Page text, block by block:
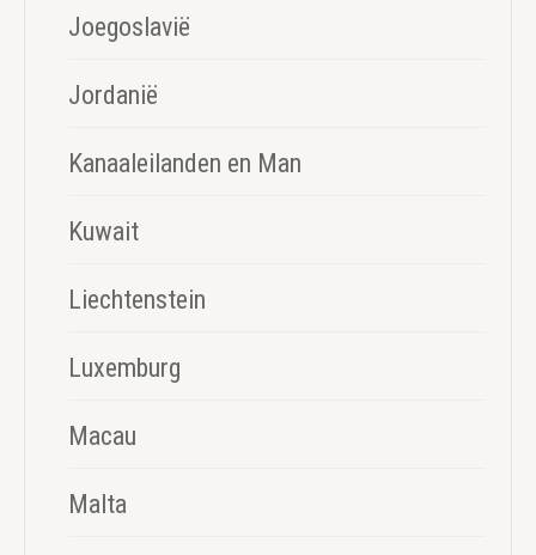
Joegoslavië
Jordanië
Kanaaleilanden en Man
Kuwait
Liechtenstein
Luxemburg
Macau
Malta